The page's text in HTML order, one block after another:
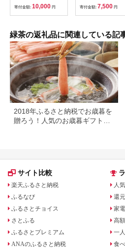
寄付金額: 10,000 円
リットル ペットボト
ル ペット 常備 備蓄
ご飯にあう イベン
寄付金額: 7,500 円
緑茶の返礼品に関連している記
2018年ふるさと納税でお歳暮を
贈ろう！人気のお歳暮ギフト返
サイト比較
楽天ふるさと納税
ふるなび
ふるさとチョイス
さとふる
ふるさとプレミアム
ANAのふるさと納税
人
還
家
高
一
食